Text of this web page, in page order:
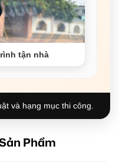
tận nhà
và hạng mục thi công.
Phẩm